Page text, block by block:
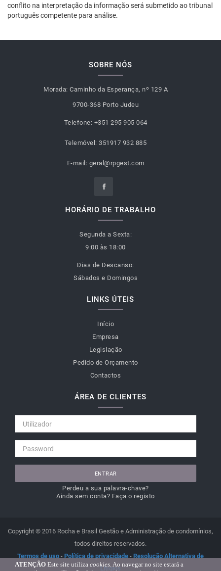
ATENÇÃO Este site utiliza cookies. Ao navegar no site estará a
conflito na interpretação da informação será submetido ao tribunal
português competente para análise.
SOBRE NÓS
Morada: Caminho da Esperança, nº 129 A
9700-368 Porto Judeu
Telefone: +351 295 905 064
Telemóvel: 351917 932 885
E-mail: geral@rpgest.com
HORÁRIO DE TRABALHO
Segunda a Sexta:
9:00 às 18:00
Dias de Descanso:
Sábados e Domingos
LINKS ÚTEIS
Início
Empresa
Legislação
Pedido de Orçamento
Contactos
ÁREA DE CLIENTES
ENTRAR
Perdeu a sua palavra-chave?
Ainda sem conta? Faça o registo
Copyright © 2016 Rocha e Brasil Gestão e Administração de condomínios,
todos direitos reservados.
Termos de uso - Política de privacidade - Resolução Alternativa de
Litígios